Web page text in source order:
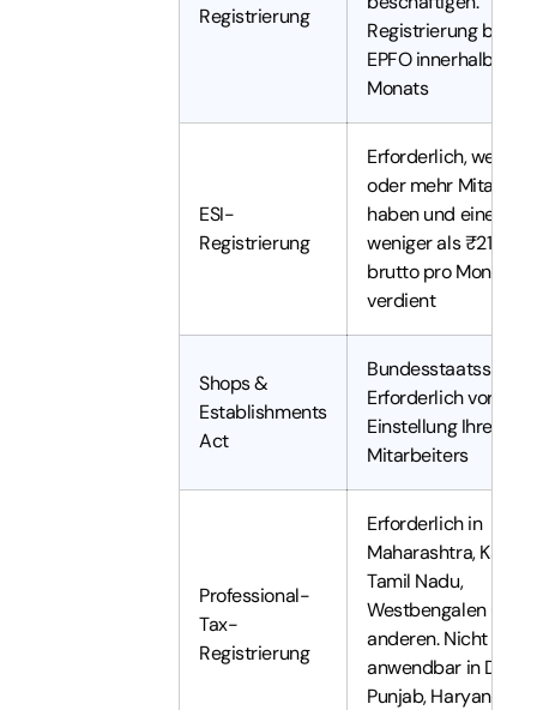
Registrierung
Registrierung bei
EPFO innerhalb
Monats
ESI-
Registrierung
Erforderlich, wenn
oder mehr
haben und einer
weniger als ₹21.000
brutto pro Monat
verdient
Shops &
Establishments
Act
Erforderlich vor der
Einstellung Ihres
Mitarbeiters
Professional-
Tax-
Registrierung
Erforderlich in
Maharashtra,
Tamil Nadu,
Westbengalen und
anderen. Nicht
anwendbar in Delhi,
Punjab, Haryana